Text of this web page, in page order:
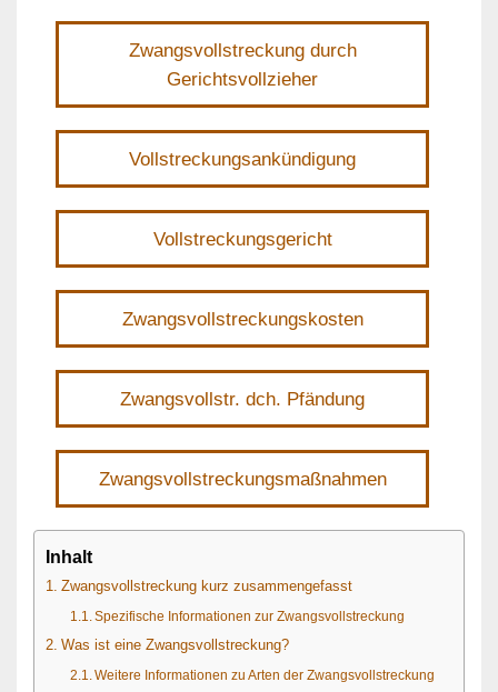
Zwangsvollstreckung durch
Gerichtsvollzieher
Vollstreckungsankündigung
Vollstreckungsgericht
Zwangsvollstreckungskosten
Zwangsvollstr. dch. Pfändung
Zwangsvollstreckungsmaßnahmen
Inhalt
Zwangsvollstreckung kurz zusammengefasst
Spezifische Informationen zur Zwangsvollstreckung
Was ist eine Zwangsvollstreckung?
Weitere Informationen zu Arten der Zwangsvollstreckung